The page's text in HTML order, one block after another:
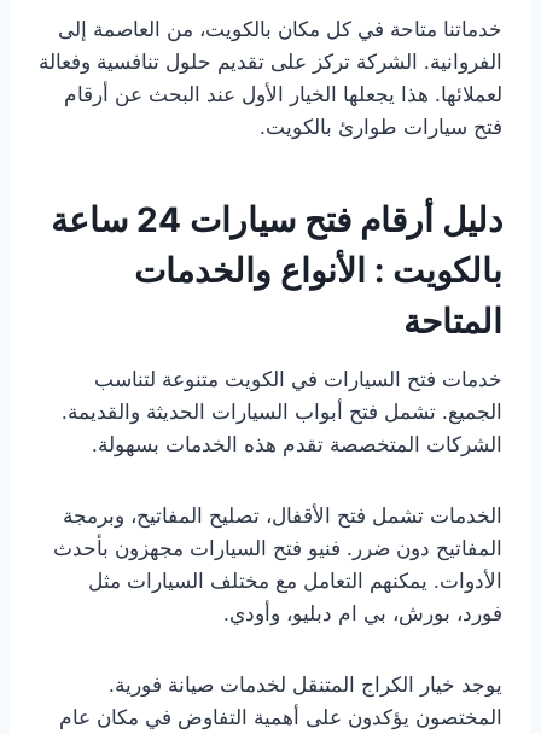
خدماتنا متاحة في كل مكان بالكويت، من العاصمة إلى
الفروانية. الشركة تركز على تقديم حلول تنافسية وفعالة
لعملائها. هذا يجعلها الخيار الأول عند البحث عن أرقام
فتح سيارات طوارئ بالكويت.
دليل أرقام فتح سيارات 24 ساعة
بالكويت : الأنواع والخدمات
المتاحة
خدمات فتح السيارات في الكويت متنوعة لتناسب
الجميع. تشمل فتح أبواب السيارات الحديثة والقديمة.
الشركات المتخصصة تقدم هذه الخدمات بسهولة.
الخدمات تشمل فتح الأقفال، تصليح المفاتيح، وبرمجة
المفاتيح دون ضرر. فنيو فتح السيارات مجهزون بأحدث
الأدوات. يمكنهم التعامل مع مختلف السيارات مثل
فورد، بورش، بي ام دبليو، وأودي.
يوجد خيار الكراج المتنقل لخدمات صيانة فورية.
المختصون يؤكدون على أهمية التفاوض في مكان عام